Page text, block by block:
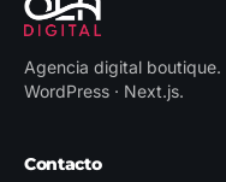
Agencia digital boutique.
WordPress · Next.js.
Contacto